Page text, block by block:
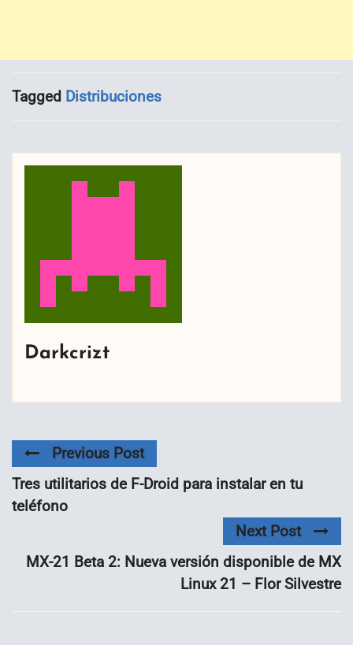
Tagged Distribuciones
Darkcrizt
Previous Post
Tres utilitarios de F-Droid para instalar en tu
teléfono
Next Post
MX-21 Beta 2: Nueva versión disponible de MX
Linux 21 – Flor Silvestre